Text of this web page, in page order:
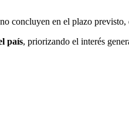
concluyen en el plazo
país, priorizando el interés